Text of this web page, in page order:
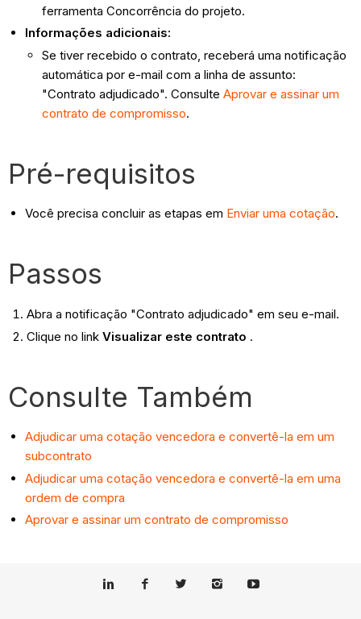
ferramenta Concorrência do projeto.
Informações adicionais:
Se tiver recebido o contrato, receberá uma notificação
automática por e-mail com a linha de assunto:
"Contrato adjudicado". ConsulteAprovar e assinar um
contrato de compromisso.
Pré-requisitos
Você precisa concluir as etapas em Enviar uma cotação.
Passos
Abra a notificação "Contrato adjudicado" em seu e-mail.
Clique no link Visualizar este contrato .
Consulte Também
Adjudicar uma cotação vencedora e convertê-la em um
subcontrato
Adjudicar uma cotação vencedora e convertê-la em uma
ordem de compra
Aprovar e assinar um contrato de compromisso